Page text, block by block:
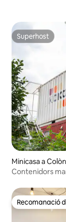
Superhost
Superhost
Minicasa a
Contenidors
Recomanació
Recomanació